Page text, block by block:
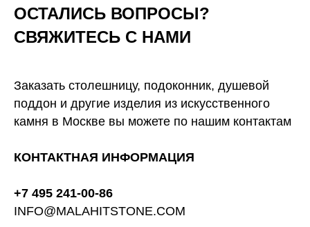
ОСТАЛИСЬ ВОПРОСЫ?
СВЯЖИТЕСЬ С НАМИ
Заказать столешницу, подоконник, душевой
поддон и другие изделия из искусственного
камня в Москве вы можете по нашим контактам
КОНТАКТНАЯ ИНФОРМАЦИЯ
+7 495 241-00-86
INFO@MALAHITSTONE.COM